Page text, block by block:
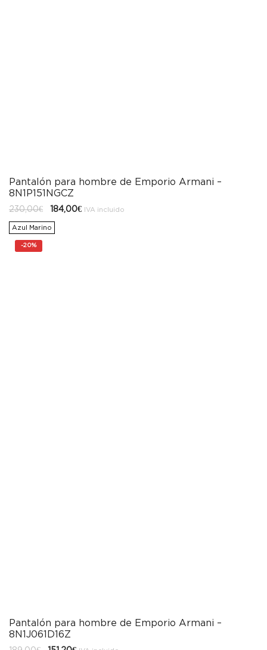
Pantalón para hombre de Emporio Armani –
8N1P151NGCZ
230,00€
El
original
era:
184,00€ElIVA incluido
Azul Marino
-20%
Pantalón para hombre de Emporio Armani –
8N1J061D16Z